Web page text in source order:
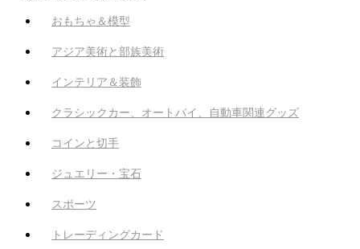
おもちゃ＆模型
アジア美術と部族美術
インテリア＆装飾
クラシックカー、オートバイ、自動車関連グッズ
コインと切手
ジュエリー・宝石
スポーツ
トレーディングカード